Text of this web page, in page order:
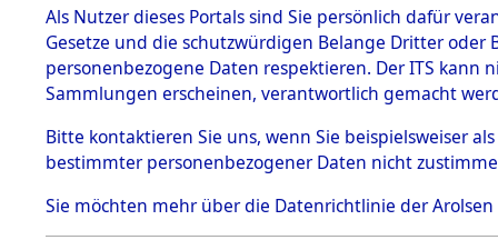
Effekten
1.2.9.1
Effekten aus
dem KZ
Dachau
1.2.9.2
Effekten aus
dem KZ
Bayerisches
Als Nutzer dieses Portals sind Sie persönlich dafür
Gesetze und die schutzwürdigen Belange Dritter
personenbezogene Daten respektieren. Der ITS
Sammlungen erscheinen, verantwortlich gemacht
Bitte kontaktieren Sie uns, wenn Sie beispielsweiser
bestimmter personenbezogener Daten nicht
Sie möchten mehr über die Datenrichtlinie der Arolsen